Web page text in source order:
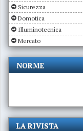
Sicurezza
Domotica
Illuminotecnica
Mercato
NORME
LA RIVISTA